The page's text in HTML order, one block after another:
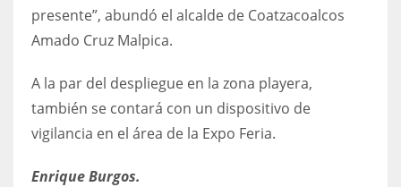
presente”, abundó el alcalde de Coatzacoalcos
Amado Cruz Malpica.
A la par del despliegue en la zona playera,
también se contará con un dispositivo de
vigilancia en el área de la Expo Feria.
Enrique Burgos.